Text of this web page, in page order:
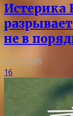
Истерика
не в
05.08.2026
16